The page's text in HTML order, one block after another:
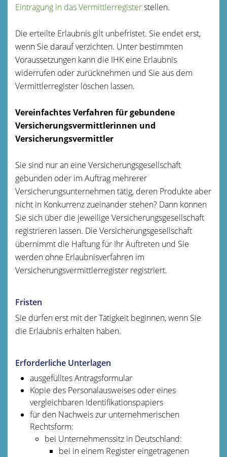
Eintragung in das Vermittlerregisterstellen.
Die erteilte Erlaubnis gilt unbefristet. Sie endet erst,
wenn Sie darauf verzichten. Unter bestimmten
Voraussetzungen kann die IHK eine Erlaubnis
widerrufen oder zurücknehmen und Sie aus dem
Vermittlerregister löschen lassen.
Vereinfachtes Verfahren für gebundene
Versicherungsvermittlerinnen und
Versicherungsvermittler
Sie sind nur an eine Versicherungsgesellschaft
gebunden oder im Auftrag mehrerer
Versicherungsunternehmen tätig, deren Produkte aber
nicht in Konkurrenz zueinander stehen? Dann können
Sie sich über die jeweilige Versicherungsgesellschaft
registrieren lassen. Die Versicherungsgesellschaft
übernimmt die Haftung für Ihr Auftreten und Sie
werden ohne Erlaubnisverfahren im
Versicherungsvermittlerregister registriert.
Fristen
Sie dürfen erst mit der Tätigkeit beginnen, wenn Sie
die Erlaubnis erhalten haben.
Erforderliche Unterlagen
ausgefülltes Antragsformular
Kopie des Personalausweises oder eines
vergleichbaren Identifikationspapiers
für den Nachweis zur unternehmerischen
Rechtsform:
bei Unternehmenssitz in Deutschland:
bei in einem Register eingetragenen